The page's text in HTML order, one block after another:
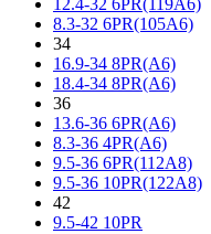
12.4-32 6PR(119A6)
8.3-32 6PR(105A6)
34
16.9-34 8PR(A6)
18.4-34 8PR(A6)
36
13.6-36 6PR(A6)
8.3-36 4PR(A6)
9.5-36 6PR(112A8)
9.5-36 10PR(122A8)
42
9.5-42 10PR